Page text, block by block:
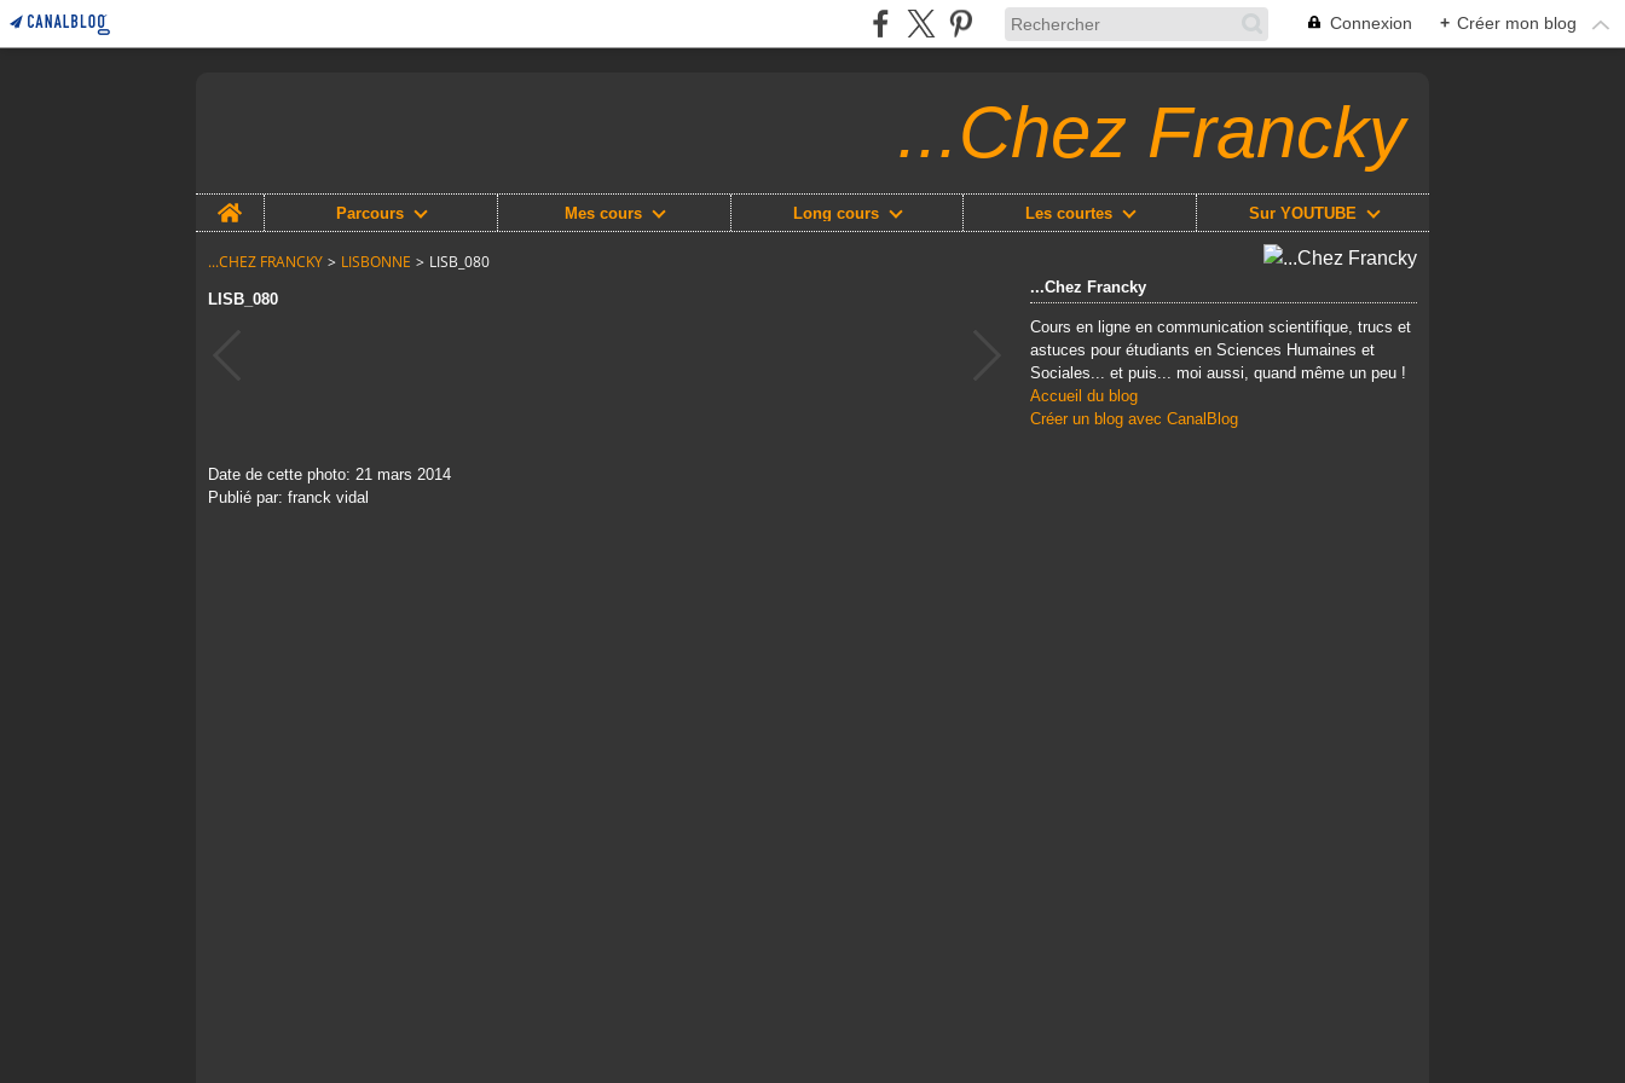
Connexion + Créer mon blog
...Chez Francky
Home
Parcours Mes cours Long cours Les courtes Sur YOUTUBE
...CHEZ FRANCKY > LISBONNE > LISB_080
LISB_080
Date de cette photo: 21 mars 2014
Publié par: franck vidal
...Chez Francky
Cours en ligne en communication scientifique, trucs et
astuces pour étudiants en Sciences Humaines et
Sociales... et puis... moi aussi, quand même un peu !
Accueil du blog
Créer un blog avec CanalBlog